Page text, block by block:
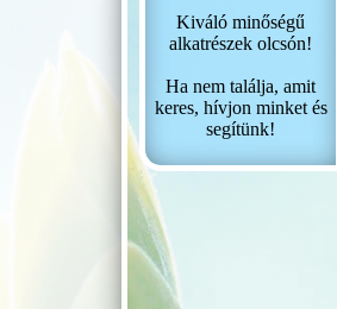
Kiváló minőségű
alkatrészek olcsón!
Ha nem találja, amit
keres, hívjon minket és
segítünk!